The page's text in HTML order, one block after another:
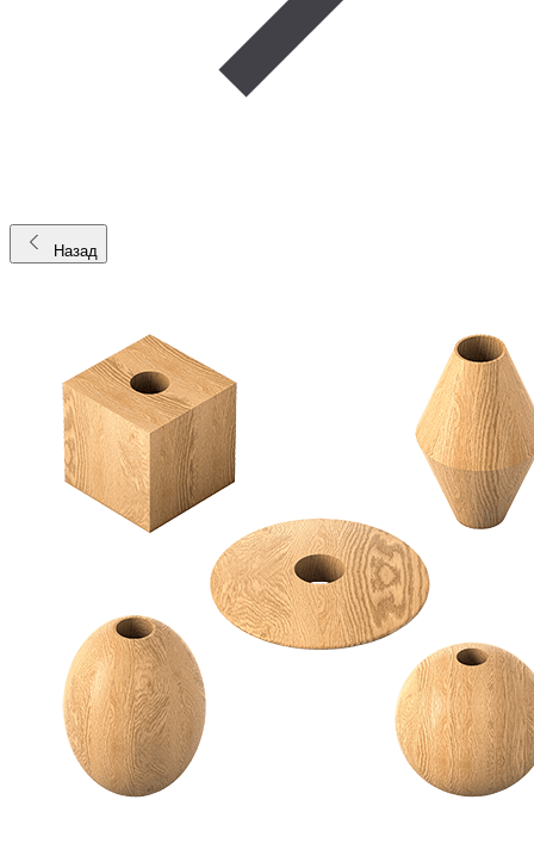
Назад